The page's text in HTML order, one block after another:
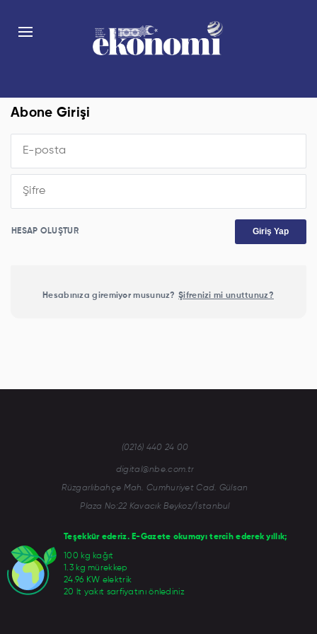
Abone Girişi
HESAP OLUŞTUR Giriş Yap
Hesabınıza giremiyor musunuz? Şifrenizi mi unuttunuz?
Teşekkür ederiz. E-Gazete okumayı tercih ederek yıllık;
100 kg kağıt
1.3 kg mürekkep
24.96 KW elektrik
20 lt yakıt sarfiyatını önlediniz
(0216) 440 24 00
digital@nbe.com.tr
Rüzgarlıbahçe Mah. Cumhuriyet Cad. Gülsan
Plaza No:22 Kavacık Beykoz/İstanbul